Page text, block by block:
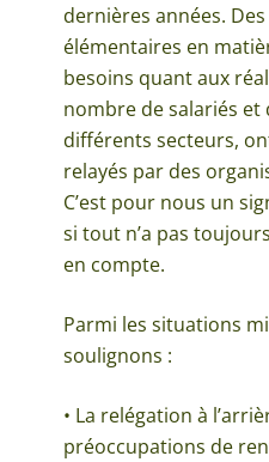
dernières années.
élémentaires en
besoins quant aux
nombre de salariés
différents secteurs,
relayés par des
C’est pour nous un
si tout n’a pas
en compte.
Parmi les situations
soulignons :
• La relégation à
préoccupations de